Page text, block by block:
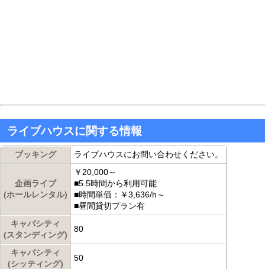
ライブハウスに関する情報
ブッキング ライブハウスにお問い合わせください。
企画ライブ
(ホールレンタル)
￥20,000～
■5.5時間から利用可能
■時間単価：￥3,636/h～
■昼間貸切プラン有
キャパシティ
(スタンディング)
80
キャパシティ
(シッティング)
50